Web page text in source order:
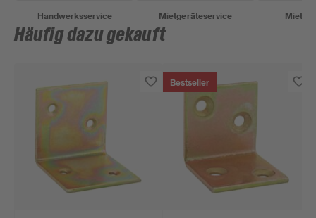
Handwerksservice Mietgeräteservice
Häufig dazu gekauft
Bestseller